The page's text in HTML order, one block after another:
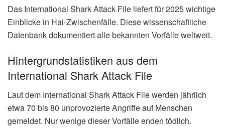
Das International Shark Attack File liefert für 2025 wichtige
Einblicke in Hai-Zwischenfälle. Diese wissenschaftliche
Datenbank dokumentiert alle bekannten Vorfälle weltweit.
Hintergrundstatistiken aus dem
International Shark Attack File
Laut dem International Shark Attack File werden jährlich
etwa 70 bis 80 unprovozierte Angriffe auf Menschen
gemeldet. Nur wenige dieser Vorfälle enden tödlich.